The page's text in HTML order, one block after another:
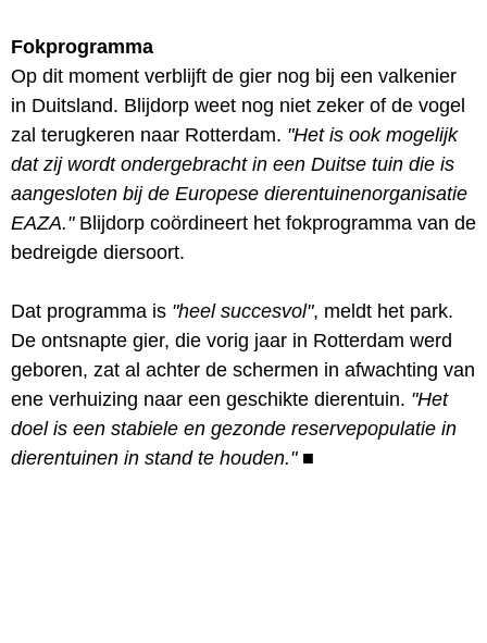
Fokprogramma
Op dit moment verblijft de gier nog bij een valkenier
in Duitsland. Blijdorp weet nog niet zeker of de vogel
zal terugkeren naar Rotterdam. "Het is ook mogelijk
dat zij wordt ondergebracht in een Duitse tuin die is
aangesloten bij de Europese dierentuinenorganisatie
EAZA."Blijdorp coördineert het fokprogramma van de
bedreigde diersoort.
Dat programma is "heel succesvol", meldt het park.
De ontsnapte gier, die vorig jaar in Rotterdam werd
geboren, zat al achter de schermen in afwachting van
ene verhuizing naar een geschikte dierentuin. "Het
doel is een stabiele en gezonde reservepopulatie in
dierentuinen in stand te houden." ■